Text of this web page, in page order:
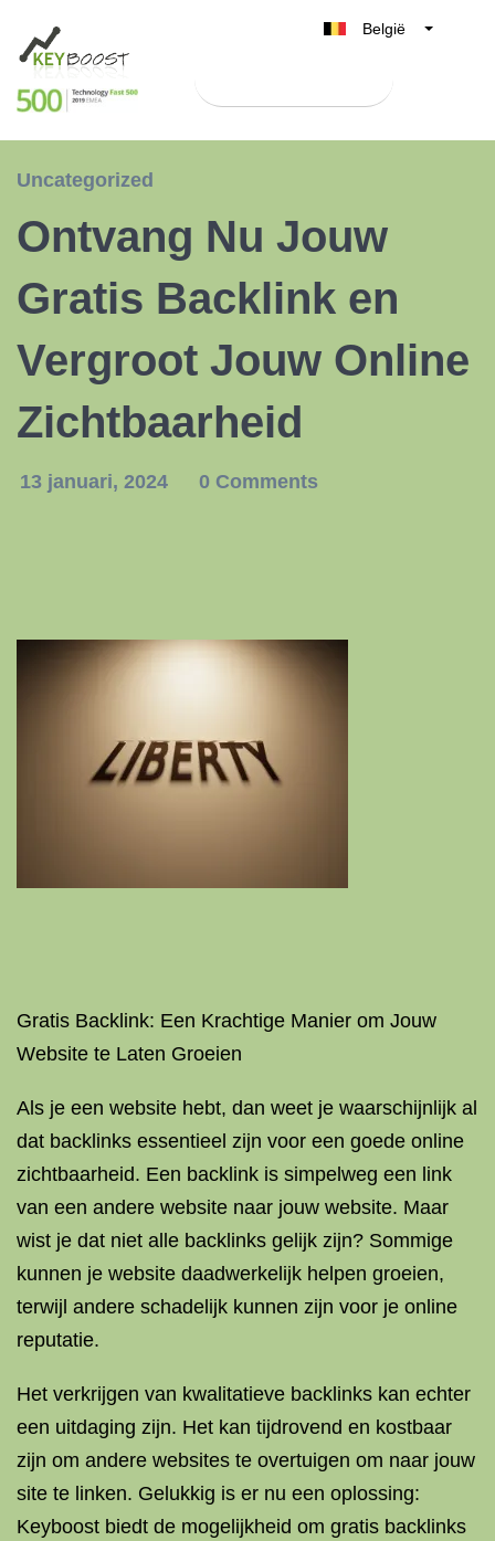
België
Nederland
España
Uncategorized
Ontvang Nu Jouw
Gratis Backlink en
Vergroot Jouw Online
Zichtbaarheid
13 januari, 2024 0 Comments
Gratis Backlink: Een Krachtige Manier om Jouw
Website te Laten Groeien
Als je een website hebt, dan weet je waarschijnlijk al
dat backlinks essentieel zijn voor een goede online
zichtbaarheid. Een backlink is simpelweg een link
van een andere website naar jouw website. Maar
wist je dat niet alle backlinks gelijk zijn? Sommige
kunnen je website daadwerkelijk helpen groeien,
terwijl andere schadelijk kunnen zijn voor je online
reputatie.
Het verkrijgen van kwalitatieve backlinks kan echter
een uitdaging zijn. Het kan tijdrovend en kostbaar
zijn om andere websites te overtuigen om naar jouw
site te linken. Gelukkig is er nu een oplossing:
Keyboost biedt de mogelijkheid om gratis backlinks